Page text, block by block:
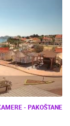
- PAKOŠTANE